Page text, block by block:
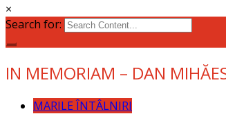
×
Search for:
IN MEMORIAM – DAN
MARILE ÎNTÂLNIRI